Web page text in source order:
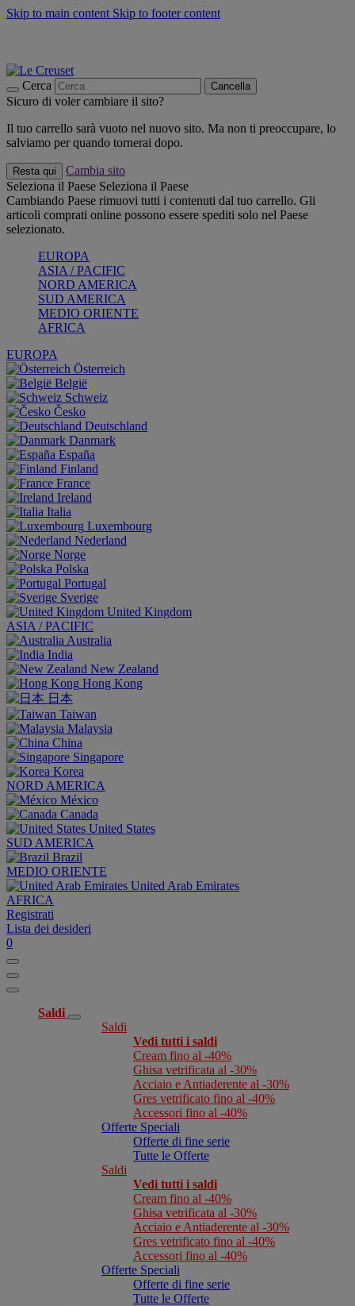
Skip to main content Skip to footer content
Cerca Cancella
Sicuro di voler cambiare il sito?
Il tuo carrello sarà vuoto nel nuovo sito. Ma non ti preoccupare, lo
salviamo per quando tornerai dopo.
Resta qui
Cambia sito
Seleziona il Paese Seleziona il Paese
Cambiando Paese rimuovi tutti i contenuti dal tuo carrello. Gli
articoli comprati online possono essere spediti solo nel Paese
selezionato.
EUROPA
ASIA / PACIFIC
NORD AMERICA
SUD AMERICA
MEDIO ORIENTE
AFRICA
EUROPA
Österreich
België
Schweiz
Česko
Deutschland
Danmark
España
Finland
France
Ireland
Italia
Luxembourg
Nederland
Norge
Polska
Portugal
Sverige
United Kingdom
ASIA / PACIFIC
Australia
India
New Zealand
Hong Kong
日本
Taiwan
Malaysia
China
Singapore
Korea
NORD AMERICA
México
Canada
United States
SUD AMERICA
Brazil
MEDIO ORIENTE
United Arab Emirates
AFRICA
Registrati
Lista dei desideri
0
Saldi
Saldi
Vedi tutti i saldi
Cream fino al -40%
Ghisa vetrificata al -30%
Acciaio e Antiaderente al -30%
Gres vetrificato fino al -40%
Accessori fino al -40%
Offerte Speciali
Offerte di fine serie
Tutte le Offerte
Saldi
Vedi tutti i saldi
Cream fino al -40%
Ghisa vetrificata al -30%
Acciaio e Antiaderente al -30%
Gres vetrificato fino al -40%
Accessori fino al -40%
Offerte Speciali
Offerte di fine serie
Tutte le Offerte